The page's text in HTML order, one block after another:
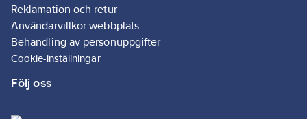
Reklamation och retur
Användarvillkor webbplats
Behandling av personuppgifter
Cookie-inställningar
Följ oss